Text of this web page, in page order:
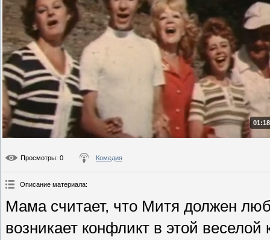
Просмотры: 0 Комедия
Описание материала:
Мама считает, что Митя должен
возникает конфликт в этой